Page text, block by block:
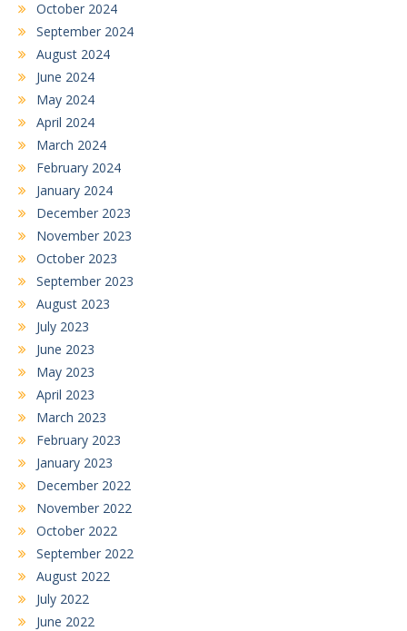
October 2024
September 2024
August 2024
June 2024
May 2024
April 2024
March 2024
February 2024
January 2024
December 2023
November 2023
October 2023
September 2023
August 2023
July 2023
June 2023
May 2023
April 2023
March 2023
February 2023
January 2023
December 2022
November 2022
October 2022
September 2022
August 2022
July 2022
June 2022